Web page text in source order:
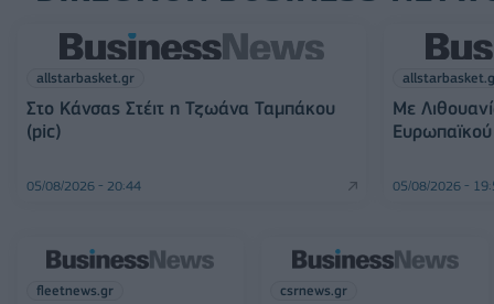
allstarbasket.gr
Στο Κάνσας Στέιτ η Τζωάνα Ταμπάκου
(pic)
05/08/2026 - 20:44
Με
05/08/2026 -
fleetnews.gr csrnews.gr